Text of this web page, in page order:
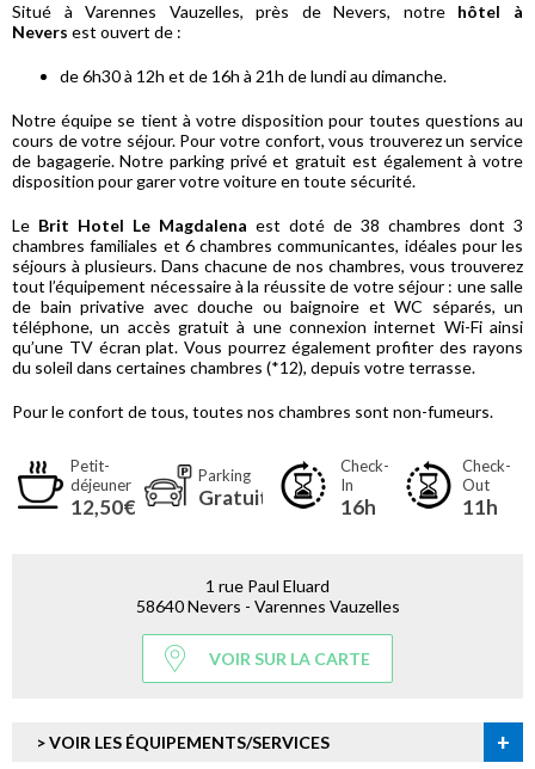
Situé à Varennes Vauzelles, près de Nevers, notre hôtel à
Nevers est ouvert de :
de 6h30 à 12h et de 16h à 21h de lundi au dimanche.
Notre équipe se tient à votre disposition pour toutes questions au
cours de votre séjour. Pour votre confort, vous trouverez un service
de bagagerie. Notre parking privé et gratuit est également à votre
disposition pour garer votre voiture en toute sécurité.
Le Brit Hotel Le Magdalena est doté de 38 chambres dont 3
chambres familiales et 6 chambres communicantes, idéales pour les
séjours à plusieurs. Dans chacune de nos chambres, vous trouverez
tout l’équipement nécessaire à la réussite de votre séjour : une salle
de bain privative avec douche ou baignoire et WC séparés, un
téléphone, un accès gratuit à une connexion internet Wi-Fi ainsi
qu’une TV écran plat. Vous pourrez également profiter des rayons
du soleil dans certaines chambres (*12), depuis votre terrasse.
Pour le confort de tous, toutes nos chambres sont non-fumeurs.
Petit-
déjeuner
12,50€
Parking
Gratuit
Check-
In
16h
Check-
Out
11h
1 rue Paul Eluard
58640 Nevers - Varennes Vauzelles
VOIR SUR LA CARTE
> VOIR LES ÉQUIPEMENTS/SERVICES +